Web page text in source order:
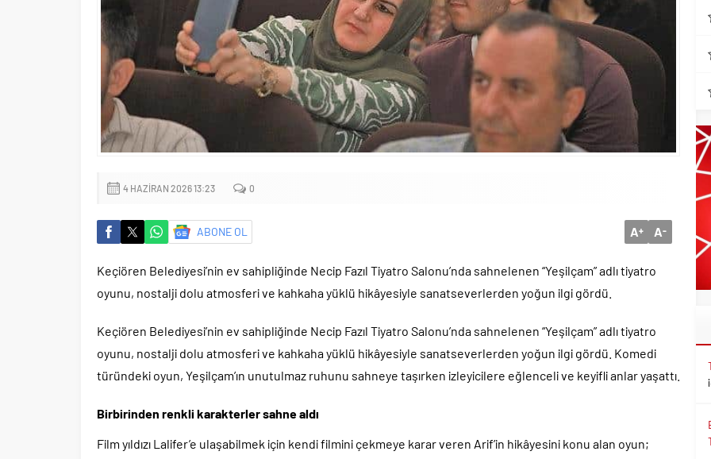
4 HAZIRAN 2026 13:23 0
ABONE OL A+ A-
Keçiören Belediyesi’nin ev sahipliğinde Necip Fazıl Tiyatro Salonu’nda sahnelenen “Yeşilçam” adlı tiyatro
oyunu, nostalji dolu atmosferi ve kahkaha yüklü hikâyesiyle sanatseverlerden yoğun ilgi gördü.
Keçiören Belediyesi’nin ev sahipliğinde Necip Fazıl Tiyatro Salonu’nda sahnelenen “Yeşilçam” adlı tiyatro
oyunu, nostalji dolu atmosferi ve kahkaha yüklü hikâyesiyle sanatseverlerden yoğun ilgi gördü. Komedi
türündeki oyun, Yeşilçam’ın unutulmaz ruhunu sahneye taşırken izleyicilere eğlenceli ve keyifli anlar yaşattı.
Birbirinden renkli karakterler sahne aldı
Film yıldızı Lalifer’e ulaşabilmek için kendi filmini çekmeye karar veren Arif’in hikâyesini konu alan oyun;